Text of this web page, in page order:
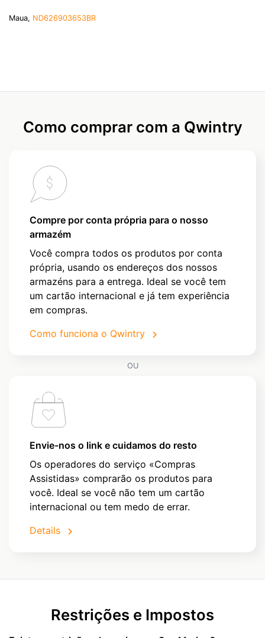
Maua, ND626903653BR
Como comprar com a Qwintry
Compre por conta própria para o nosso
armazém
Você compra todos os produtos por conta
própria, usando os endereços dos nossos
armazéns para a entrega. Ideal se você tem
um cartão internacional e já tem experiência
em compras.
Como funciona o Qwintry
OU
Envie-nos o link e cuidamos do resto
Os operadores do serviço «Compras
Assistidas» comprarão os produtos para
você. Ideal se você não tem um cartão
internacional ou tem medo de errar.
Details
Restrições e Impostos